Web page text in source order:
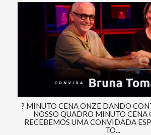
? MINUTO CENA ONZE DANDO
NOSSO QUADRO MINUTO CENA
RECEBEMOS UMA CONVIDADA
TO...